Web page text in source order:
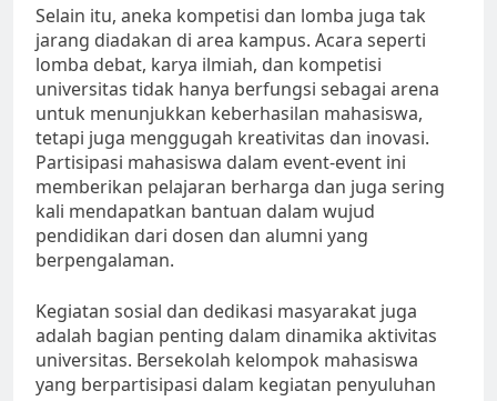
Selain itu, aneka kompetisi dan lomba juga tak
jarang diadakan di area kampus. Acara seperti
lomba debat, karya ilmiah, dan kompetisi
universitas tidak hanya berfungsi sebagai arena
untuk menunjukkan keberhasilan mahasiswa,
tetapi juga menggugah kreativitas dan inovasi.
Partisipasi mahasiswa dalam event-event ini
memberikan pelajaran berharga dan juga sering
kali mendapatkan bantuan dalam wujud
pendidikan dari dosen dan alumni yang
berpengalaman.
Kegiatan sosial dan dedikasi masyarakat juga
adalah bagian penting dalam dinamika aktivitas
universitas. Bersekolah kelompok mahasiswa
yang berpartisipasi dalam kegiatan penyuluhan